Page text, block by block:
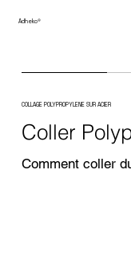
Adheko®
COLLAGE POLYPROPYLENE SUR ACIER
Coller
Comment coller